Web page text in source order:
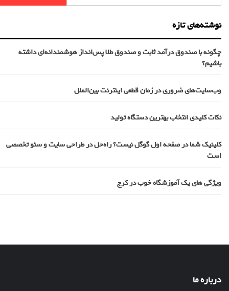
نوشته‌های تازه
چگونه با صندوق درآمد ثابت و صندوق طلا پس‌انداز هوشمندانه‌ای داشته
باشیم؟
وب‌سایت‌های ضروری در زمان قطعی اینترنت بین‌الملل
نکات کلیدی انتخاب بهترین دستگاه تولید
کلینیک شما در صفحه اول گوگل نیست؟ راه‌حل در طراحی سایت و سئو تخصصی
است
ویژگی های یک آموزشگاه خوب در کرج
درباره ما